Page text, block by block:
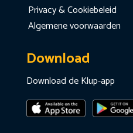
Privacy & Cookiebeleid
Algemene voorwaarden
Download
Download de Klup-app